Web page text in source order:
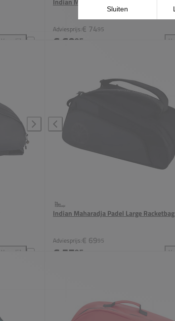
Vergelijk
Adviesprijs:€ 7495
€ 6095
Vergelijk
Indian Maharadja Padel Large Racketbag
Adviesprijs:€ 6995
€ 5795